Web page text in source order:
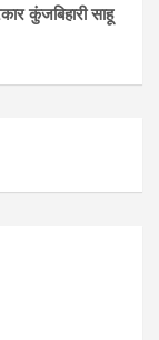
कुंजबिहारी साहू